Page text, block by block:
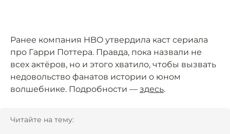
Ранее компания HBO утвердила каст сериала
про Гарри Поттера. Правда, пока назвали не
всех актёров, но и этого хватило, чтобы вызвать
недовольство фанатов истории о юном
волшебнике. Подробности — здесь.
Читайте на тему: